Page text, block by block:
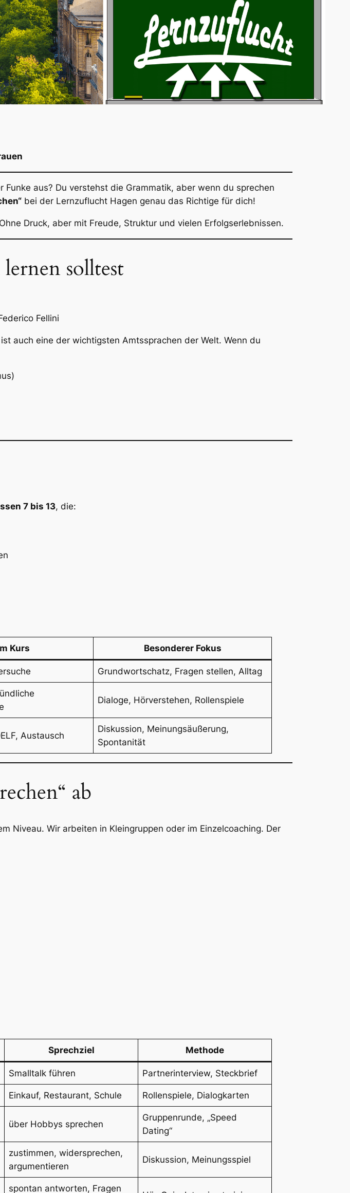
aus? Du verstehst die Grammatik, aber wenn du sprechen
bei der Lernzuflucht Hagen genau das Richtige für dich!
Druck, aber mit Freude, Struktur und vielen Erfolgserlebnissen.
solltest
Fellini
auch eine der wichtigsten Amtssprachen der Welt. Wenn du
7 bis 13, die:
Kurs Besonderer Fokus
Grundwortschatz, Fragen stellen, Alltag
Dialoge, Hörverstehen, Rollenspiele
Austausch
Diskussion, Meinungsäußerung,
Spontanität
ab
Niveau. Wir arbeiten in Kleingruppen oder im Einzelcoaching. Der
Sprechziel Methode
Smalltalk führen Partnerinterview, Steckbrief
Einkauf, Restaurant, Schule Rollenspiele, Dialogkarten
über Hobbys sprechen
Gruppenrunde, „Speed
Dating“
zustimmen, widersprechen,
argumentieren
Diskussion, Meinungsspiel
spontan antworten, Fragen